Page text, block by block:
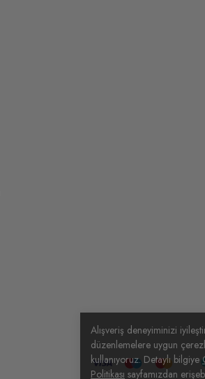
Alışveriş deneyiminizi
düzenlemelere uygun
kullanıyoruz. Detaylı bilgiye
Politikası sayfamızdan